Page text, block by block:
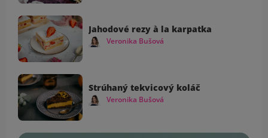
Jahodové rezy à la karpatka
Veronika Bušová
Strúhaný tekvicový koláč
Veronika Bušová